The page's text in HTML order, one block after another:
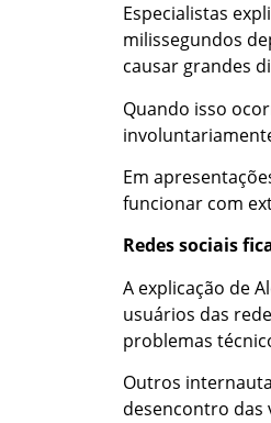
Especialistas
milissegundos
causar grandes
Quando isso
Em
funcionar com
Redes sociais
A explicação de
usuários das
problemas
Outros
desencontro das